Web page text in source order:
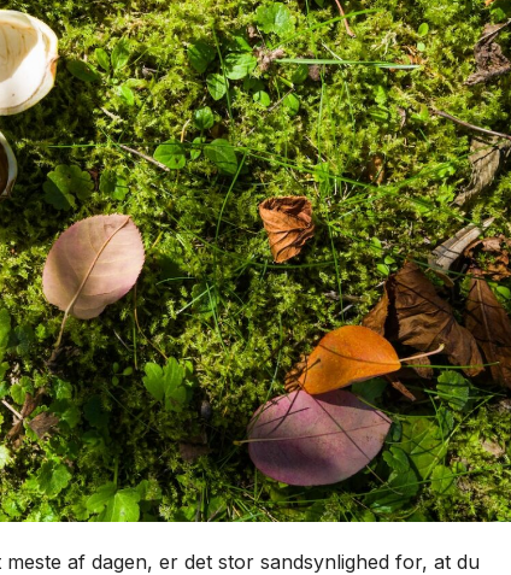
af dagen, er det stor sandsynlighed for, at du